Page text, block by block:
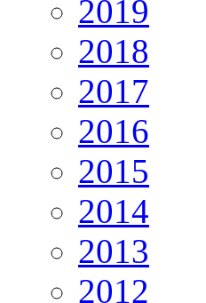
2019
2018
2017
2016
2015
2014
2013
2012